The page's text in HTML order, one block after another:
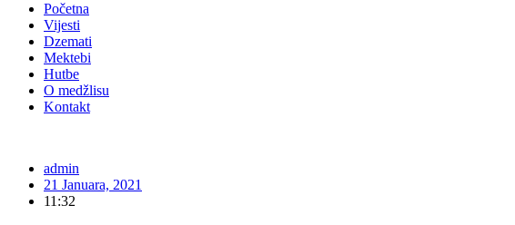
Početna
Vijesti
Dzemati
Mektebi
Hutbe
O medžlisu
Kontakt
admin
21 Januara, 2021
11:32